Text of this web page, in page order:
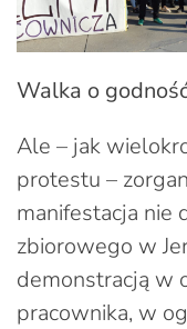
Walka o
Ale – jak
protestu –
manifestacja nie
zbiorowego w
demonstracją w
pracownika, w